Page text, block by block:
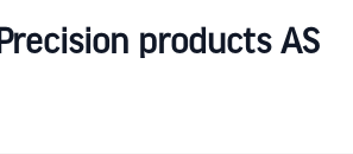
products AS